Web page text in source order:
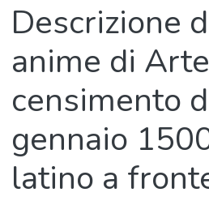
Events
Projects
People
Statistics
Descrizione
anime di
censimento
gennaio
latino a